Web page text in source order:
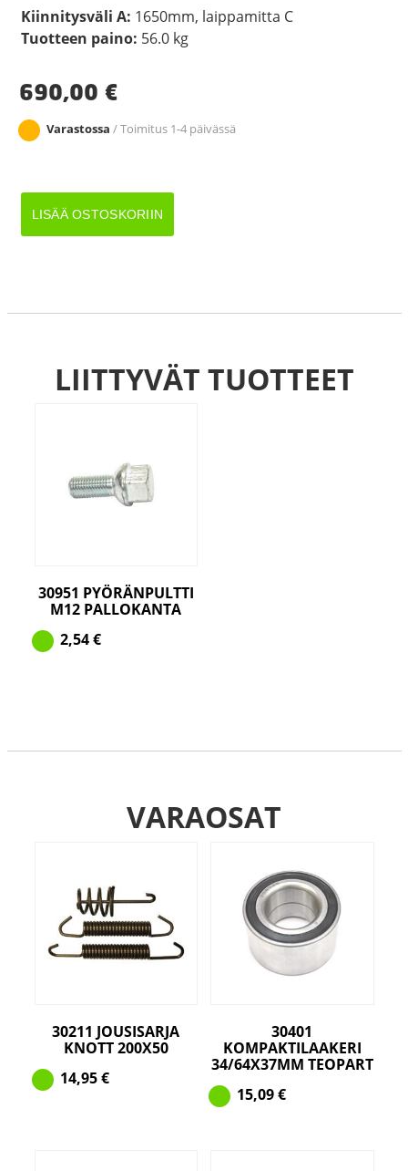
Kiinnitysväli A: 1650mm, laippamitta C
Tuotteen paino: 56.0 kg
690,00 €
Varastossa / Toimitus 1-4 päivässä
JARRUAKSELI
1350KG
LISÄÄ OSTOSKORIIN
LIITTYVÄT TUOTTEET
30951 PYÖRÄNPULTTI
M12 PALLOKANTA
2,54€
VARAOSAT
30211 JOUSISARJA
KNOTT 200X50
14,95€
30401
KOMPAKTILAAKERI
34/64X37MM TEOPART
15,09€